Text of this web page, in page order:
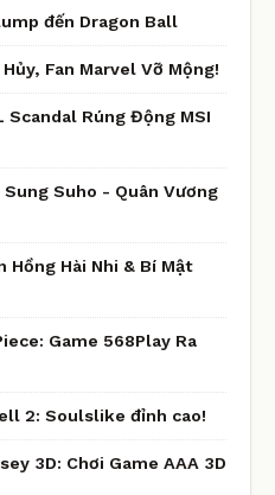
đến Dragon Ball
Fan Marvel Vỡ Mộng!
Scandal Rúng Động MSI
Suho - Quân Vương
Hồng Hài Nhi & Bí Mật
Game 568Play Ra
2: Soulslike đỉnh cao!
3D: Chơi Game AAA 3D